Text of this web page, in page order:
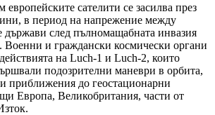
европейските сателити се засилва през
в период на напрежение между
държави след пълномащабната инвазия
Военни и граждански космически органи
на Luch-1 и Luch-2, които
подозрителни маневри в орбита,
приближения до геостационарни
Европа, Великобритания, части от